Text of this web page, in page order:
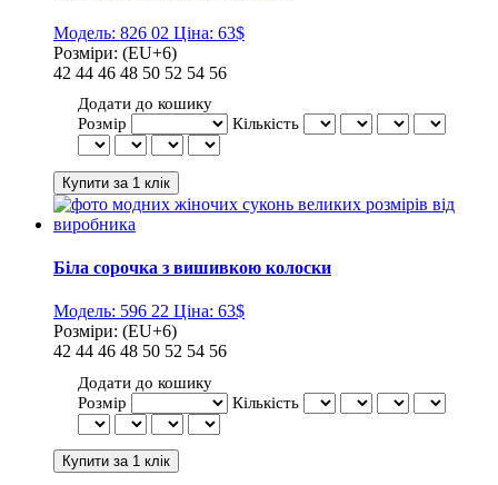
Модель: 826 02 Ціна: 63$
Розміри: (EU+6)
42 44 46 48 50 52 54 56
Додати до кошику
Розмір
Кількість
Біла сорочка з вишивкою колоски
Модель: 596 22 Ціна: 63$
Розміри: (EU+6)
42 44 46 48 50 52 54 56
Додати до кошику
Розмір
Кількість